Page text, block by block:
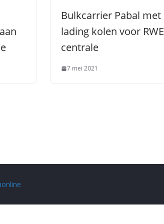
Bulkcarrier Pabal met
lading kolen voor RWE
centrale
7 mei 2021